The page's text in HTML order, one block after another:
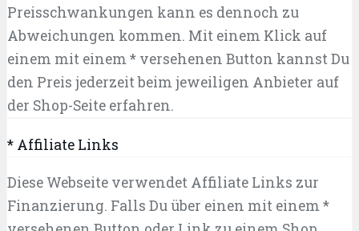
Preisschwankungen kann es dennoch zu
Abweichungen kommen. Mit einem Klick auf
einem mit einem * versehenen Button kannst Du
den Preis jederzeit beim jeweiligen Anbieter auf
der Shop-Seite erfahren.
* Affiliate Links
Diese Webseite verwendet Affiliate Links zur
Finanzierung. Falls Du über einen mit einem *